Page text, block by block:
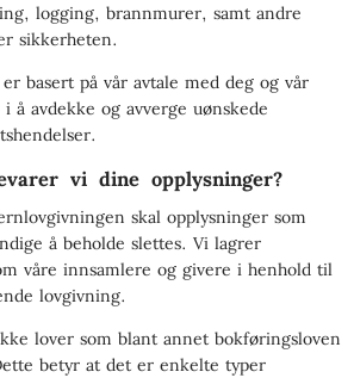
logging, brannmurer, samt andre
sikkerheten.
basert på vår avtale med deg og vår
å avdekke og avverge uønskede
vi dine opplysninger?
skal opplysninger som
å beholde slettes. Vi lagrer
våre innsamlere og givere i henhold til
lovgivning.
lover som blant annet bokføringsloven
betyr at det er enkelte typer